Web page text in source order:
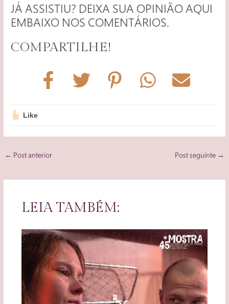
JÁ ASSISTIU? DEIXA SUA OPINIÃO AQUI
EMBAIXO NOS COMENTÁRIOS.
COMPARTILHE!
Like
Post
← Post anterior Post seguinte →
LEIA TAMBÉM: